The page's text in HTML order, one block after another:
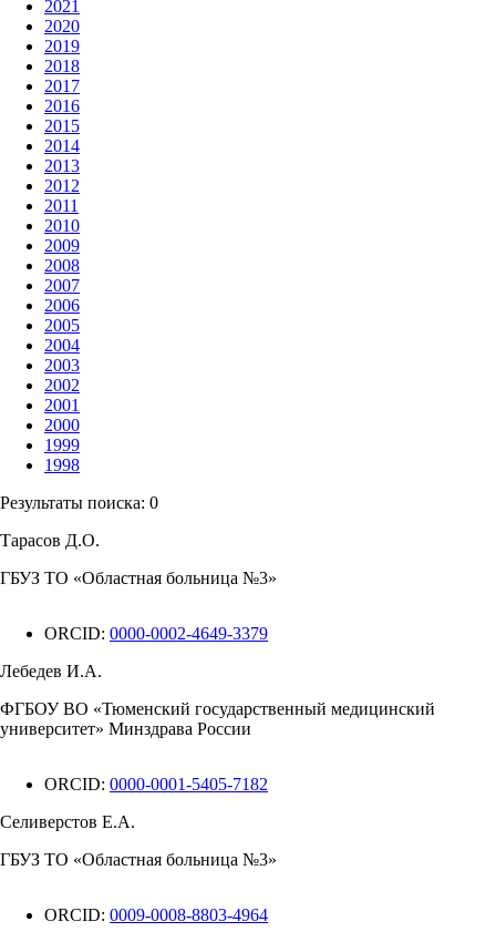
2021
2020
2019
2018
2017
2016
2015
2014
2013
2012
2011
2010
2009
2008
2007
2006
2005
2004
2003
2002
2001
2000
1999
1998
Результаты поиска: 0
Тарасов Д.О.
ГБУЗ ТО «Областная больница №3»
ORCID: 0000-0002-4649-3379
Лебедев И.А.
ФГБОУ ВО «Тюменский государственный медицинский
университет» Минздрава России
ORCID: 0000-0001-5405-7182
Селиверстов Е.А.
ГБУЗ ТО «Областная больница №3»
ORCID: 0009-0008-8803-4964